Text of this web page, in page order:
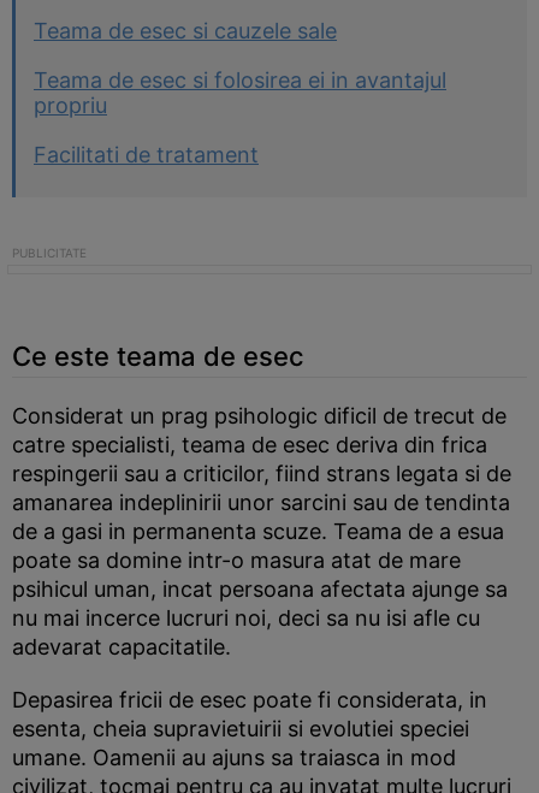
Teama de esec si cauzele sale
Teama de esec si folosirea ei in avantajul
propriu
Facilitati de tratament
Ce este teama de esec
Considerat un prag psihologic dificil de trecut de
catre specialisti, teama de esec deriva din frica
respingerii sau a criticilor, fiind strans legata si de
amanarea indeplinirii unor sarcini sau de tendinta
de a gasi in permanenta scuze. Teama de a esua
poate sa domine intr-o masura atat de mare
psihicul uman, incat persoana afectata ajunge sa
nu mai incerce lucruri noi, deci sa nu isi afle cu
adevarat capacitatile.
Depasirea fricii de esec poate fi considerata, in
esenta, cheia supravietuirii si evolutiei speciei
umane. Oamenii au ajuns sa traiasca in mod
civilizat, tocmai pentru ca au invatat multe lucruri